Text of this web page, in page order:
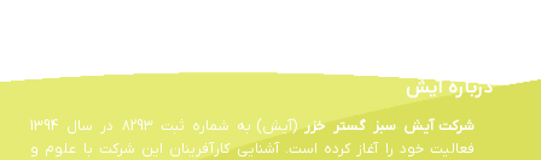
درباره آیش
شرکت آیش سبز گستر خزر
(آیش) به شماره ثبت 8293 در سال 1394
فعالیت خود را آغاز کرده است. آشنایی کارآفرینان این شرکت با علوم و